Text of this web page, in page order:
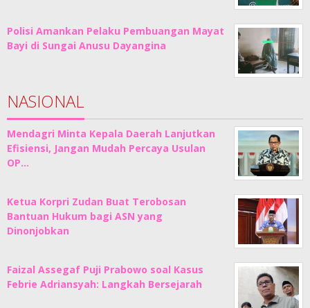
Polisi Amankan Pelaku Pembuangan Mayat
Bayi di Sungai Anusu Dayangina
NASIONAL
Mendagri Minta Kepala Daerah Lanjutkan
Efisiensi, Jangan Mudah Percaya Usulan
OP…
Ketua Korpri Zudan Buat Terobosan
Bantuan Hukum bagi ASN yang
Dinonjobkan
Faizal Assegaf Puji Prabowo soal Kasus
Febrie Adriansyah: Langkah Bersejarah